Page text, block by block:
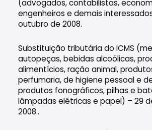
(advogados, contabilistas,
engenheiros e demais
outubro de 2008.
Substituição tributária do ICMS
autopeças, bebidas alcoólicas,
alimentícios, ração animal,
perfumaria, de higiene pessoal e
produtos fonográficos, pilhas e
lâmpadas elétricas e papel) – 29
2008..